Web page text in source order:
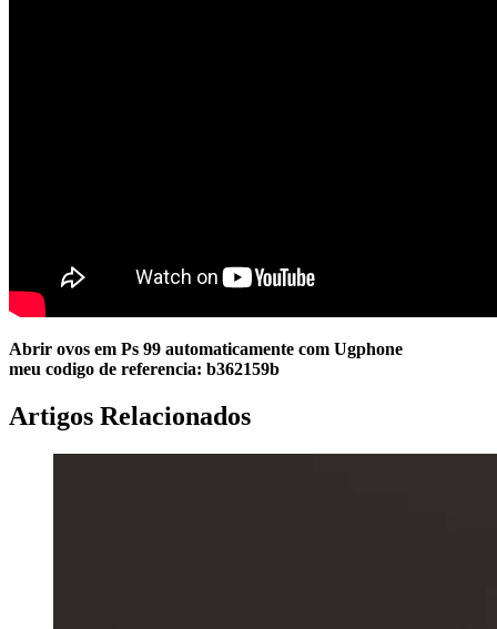
Abrir ovos em Ps 99 automaticamente com Ugphone
meu codigo de referencia: b362159b
Artigos Relacionados